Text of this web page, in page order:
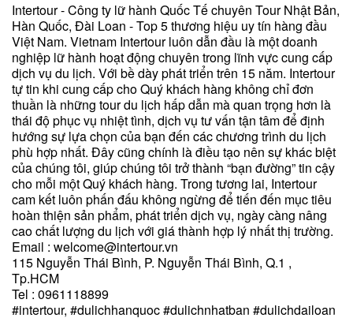
Intertour - Công ty lữ hành Quốc Tế chuyên Tour Nhật Bản,
Hàn Quốc, Đài Loan - Top 5 thương hiệu uy tín hàng đầu
Việt Nam. Vietnam Intertour luôn dẫn đầu là một doanh
nghiệp lữ hành hoạt động chuyên trong lĩnh vực cung cấp
dịch vụ du lịch. Với bề dày phát triển trên 15 năm. Intertour
tự tin khi cung cấp cho Quý khách hàng không chỉ đơn
thuần là những tour du lịch hấp dẫn mà quan trọng hơn là
thái độ phục vụ nhiệt tình, dịch vụ tư vấn tận tâm để định
hướng sự lựa chọn của bạn đến các chương trình du lịch
phù hợp nhất. Đây cũng chính là điều tạo nên sự khác biệt
của chúng tôi, giúp chúng tôi trở thành “bạn đường” tin cậy
cho mỗi một Quý khách hàng. Trong tương lai, Intertour
cam kết luôn phấn đấu không ngừng để tiến đến mục tiêu
hoàn thiện sản phẩm, phát triển dịch vụ, ngày càng nâng
cao chất lượng du lịch với giá thành hợp lý nhất thị trường.
Email : welcome@intertour.vn
115 Nguyễn Thái Bình, P. Nguyễn Thái Bình, Q.1 ,
Tp.HCM
Tel : 0961118899
#intertour, #dulichhanquoc #dulichnhatban #dulichdailoan